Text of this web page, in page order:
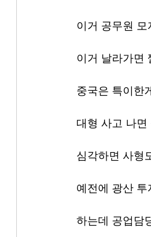
이거 공무원 모
이거 날라가면
중국은 특이한
대형 사고 나면
심각하면 사형
예전에 광산
하는데 공업담